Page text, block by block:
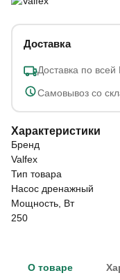
Доставка
Доставка по всей
Самовывоз со
Характеристики
Бренд
Valfex
Тип товара
Насос дренажный
Мощность, Вт
250
О товаре